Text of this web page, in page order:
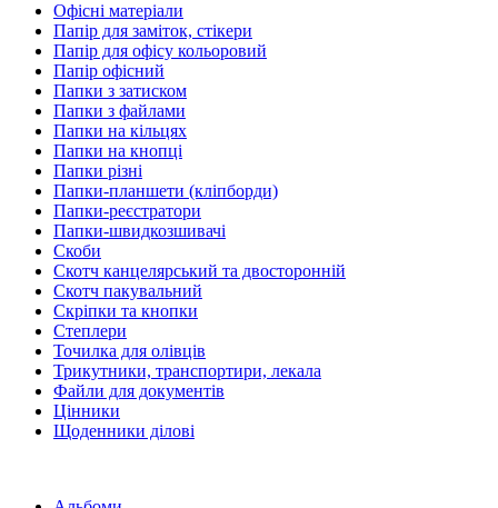
Офісні матеріали
Папір для заміток, стікери
Папір для офісу кольоровий
Папір офісний
Папки з затиском
Папки з файлами
Папки на кільцях
Папки на кнопці
Папки різні
Папки-планшети (кліпборди)
Папки-реєстратори
Папки-швидкозшивачі
Скоби
Скотч канцелярський та двосторонній
Скотч пакувальний
Скріпки та кнопки
Степлери
Точилка для олівців
Трикутники, транспортири, лекала
Файли для документів
Цінники
Щоденники ділові